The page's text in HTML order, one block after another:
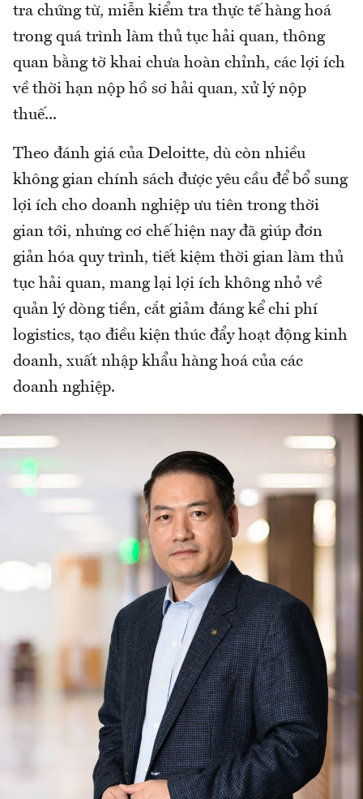
tra chứng từ, miễn kiểm tra thực tế hàng hoá
trong quá trình làm thủ tục hải quan, thông
quan bằng tờ khai chưa hoàn chỉnh, các lợi ích
về thời hạn nộp hồ sơ hải quan, xử lý nộp
thuế...
Theo đánh giá của Deloitte, dù còn nhiều
không gian chính sách được yêu cầu để bổ sung
lợi ích cho doanh nghiệp ưu tiên trong thời
gian tới, nhưng cơ chế hiện nay đã giúp đơn
giản hóa quy trình, tiết kiệm thời gian làm thủ
tục hải quan, mang lại lợi ích không nhỏ về
quản lý dòng tiền, cắt giảm đáng kể chi phí
logistics, tạo điều kiện thúc đẩy hoạt động kinh
doanh, xuất nhập khẩu hàng hoá của các
doanh nghiệp.